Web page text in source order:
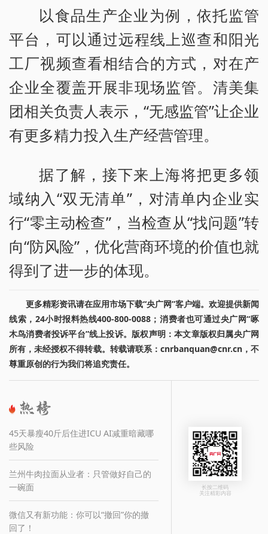
以食品生产企业为例，依托监管
平台，可以通过远程线上巡查和阳光
工厂视频查看相结合的方式，对在产
企业全覆盖开展非现场监管。清美集
团相关负责人表示，“无感监管”让企业
有更多精力投入生产经营管理。
据了解，接下来上海将把更多领
域纳入“双无清单”，对清单内企业实
行“零主动检查”，当检查从“找问题”转
向“防风险”，优化营商环境的价值也就
得到了进一步的体现。
更多精彩资讯请在应用市场下载“央广网”客户端。欢迎提供新闻
线索，24小时报料热线400-800-0088；消费者也可通过央广网“啄
木鸟消费者投诉平台”线上投诉。版权声明：本文章版权归属央广网
所有，未经授权不得转载。转载请联系：cnrbanquan@cnr.cn，不
尊重原创的行为我们将追究责任。
45天暴瘦40斤后住进ICU AI减重暗藏哪
些风险
兰州牛肉拉面从业者：只管做好自己的
一碗面
微信又有新功能：你可以“撤回”你的撤
回了！
长按二维码
关注精彩内容